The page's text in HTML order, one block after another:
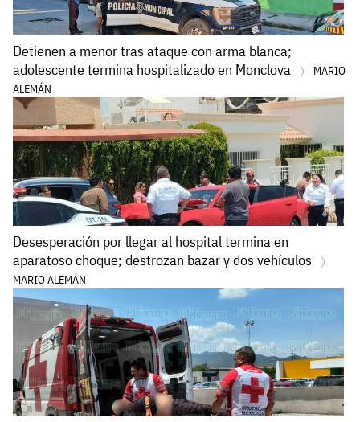
Detienen a menor tras ataque con arma blanca;
adolescente termina hospitalizado en Monclova
MARIO
ALEMÁN
Desesperación por llegar al hospital termina en
aparatoso choque; destrozan bazar y dos vehículos
MARIO ALEMÁN